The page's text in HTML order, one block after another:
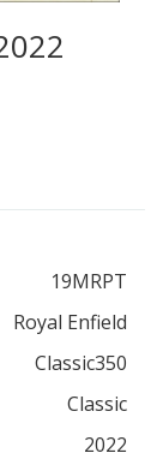
19MRPT
Royal Enfield
Classic350
Classic
2022